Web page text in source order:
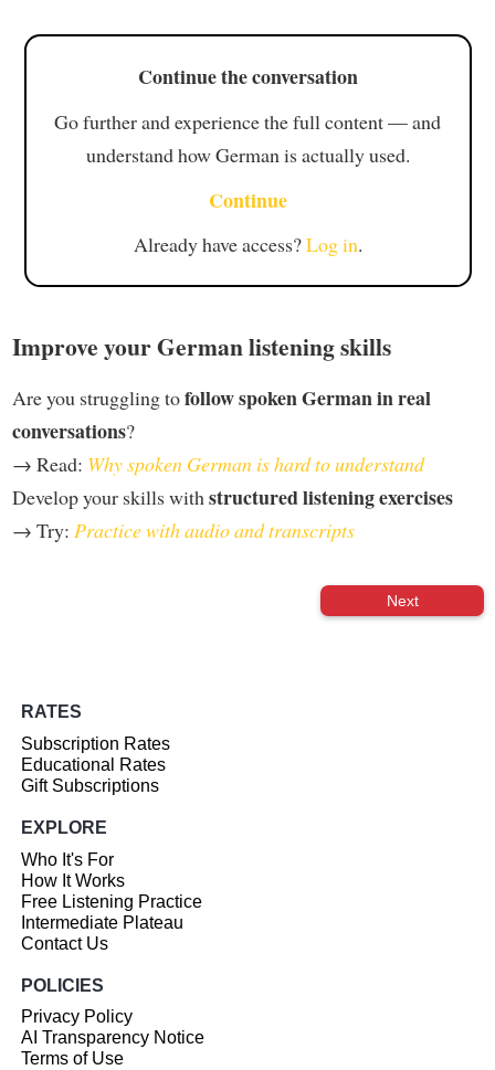
Continue the conversation
Go further and experience the full content — and
understand how German is actually used.
Continue
Already have access?Log in.
Improve your German listening skills
Are you struggling tofollow spoken German in real
conversations?
→ Read: Why spoken German is hard to understand
Develop your skills with structured listening exercises
→ Try: Practice with audio and transcripts
Next
RATES
Subscription Rates
Educational Rates
Gift Subscriptions
EXPLORE
Who It's For
How It Works
Free Listening Practice
Intermediate Plateau
Contact Us
POLICIES
Privacy Policy
AI Transparency Notice
Terms of Use